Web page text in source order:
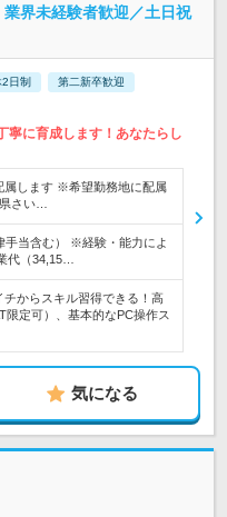
界未経験者歓迎／土日祝
日制 第二新卒歓迎
寧に育成します！あなたらし
属します ※希望勤務地に配属
さい…
手当含む） ※経験・能力によ
代（34,15…
からスキル習得できる！高
限定可）、基本的なPC操作ス
気になる